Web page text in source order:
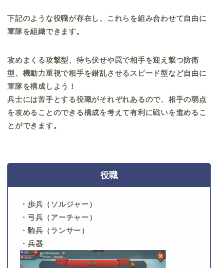
下記のような役職が存在し、これらを組み合わせて自由に
軍隊を組織できます。
攻めまくる攻撃型、待ち伏せや罠で相手を迎え撃つ防衛
型、機動力重視で相手を錯乱させるスピード型など自由に
軍隊を構成しよう！
兵士には苦手とする役職がそれぞれあるので、相手の弱点
を攻めることのできる構成を考えて有利に戦いを進めるこ
とができます。
役職
・歩兵（ソルジャー）
・弓兵（アーチャー）
・騎兵（ランサー）
・兵器